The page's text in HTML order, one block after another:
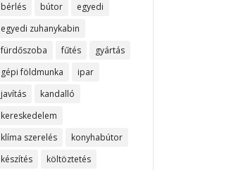
bérlés
bútor
egyedi
egyedi zuhanykabin
fürdőszoba
fűtés
gyártás
gépi földmunka
ipar
javítás
kandalló
kereskedelem
klíma szerelés
konyhabútor
készítés
költöztetés